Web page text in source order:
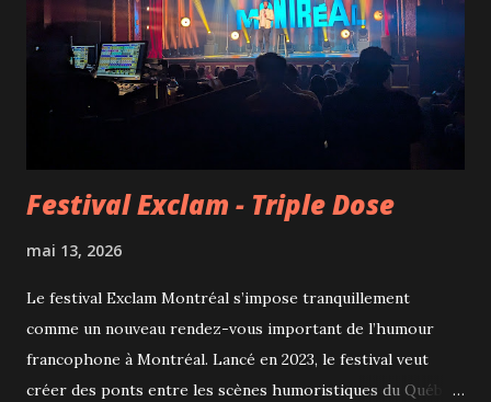
Mélanie Couture. Comme souvent dans ce type de plateau,
les numéros sont inégaux, mais l'ensemble demeurait très
divertissant. Nous étions particulièrement heureux de
revoir l'humoriste québécoise Mélanie Couture, toujours
Festival Exclam - Triple Dose
mai 13, 2026
Le festival Exclam Montréal s’impose tranquillement
comme un nouveau rendez-vous important de l’humour
francophone à Montréal. Lancé en 2023, le festival veut
créer des ponts entre les scènes humoristiques du Québec,